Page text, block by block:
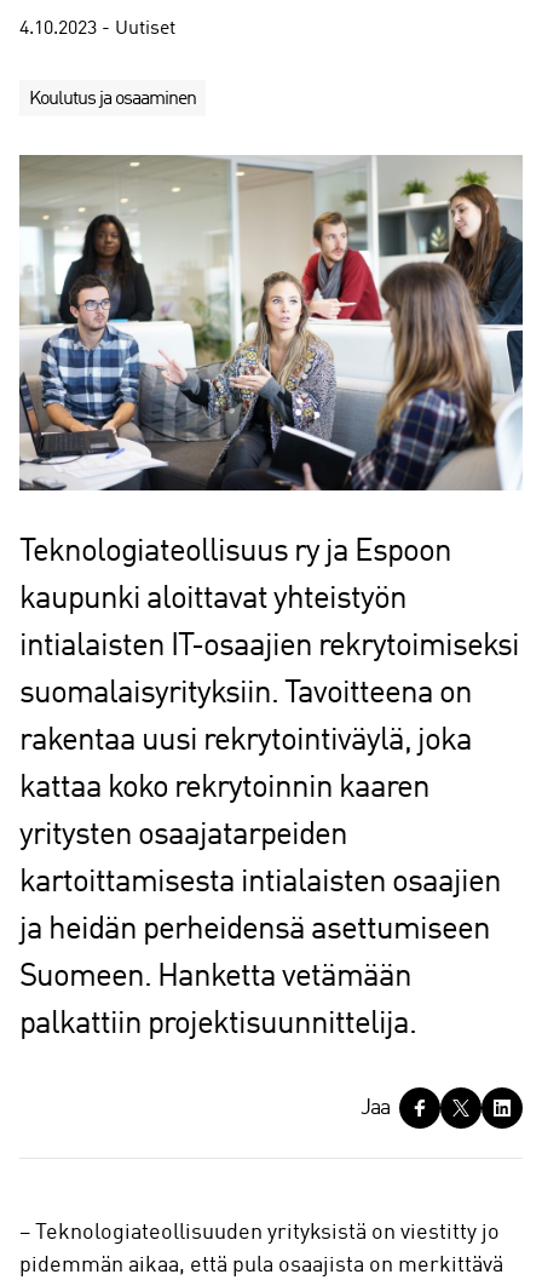
4.10.2023 - Uutiset
Koulutus ja osaaminen
Teknologiateollisuus ry ja Espoon
kaupunki aloittavat yhteistyön
intialaisten IT-osaajien rekrytoimiseksi
suomalaisyrityksiin. Tavoitteena on
rakentaa uusi rekrytointiväylä, joka
kattaa koko rekrytoinnin kaaren
yritysten osaajatarpeiden
kartoittamisesta intialaisten osaajien
ja heidän perheidensä asettumiseen
Suomeen. Hanketta vetämään
palkattiin projektisuunnittelija.
a
Jaa
– Teknologiateollisuuden yrityksistä on viestitty jo
pidemmän aikaa, että pula osaajista on merkittävä